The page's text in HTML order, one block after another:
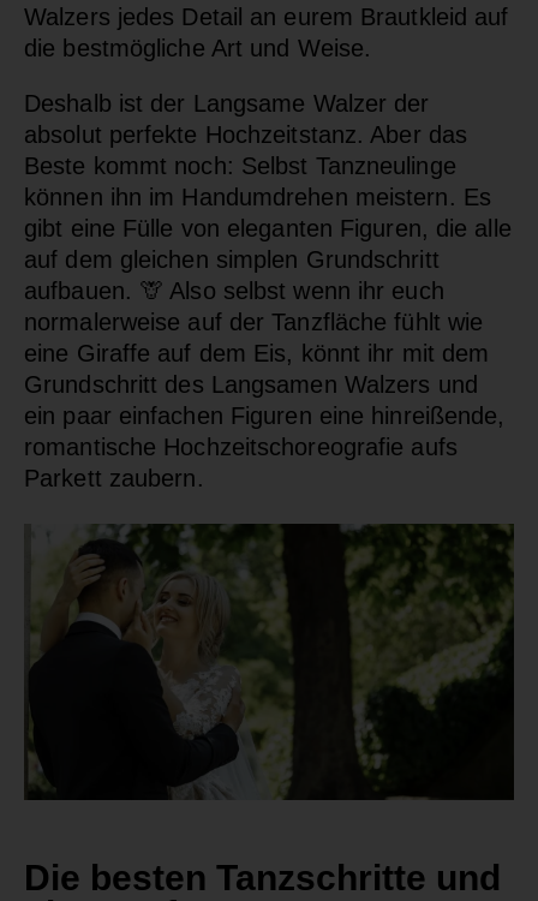
Walzers jedes Detail an eurem Brautkleid auf
die bestmögliche Art und Weise.
Deshalb ist der Langsame Walzer der
absolut perfekte Hochzeitstanz. Aber das
Beste kommt noch: Selbst Tanzneulinge
können ihn im Handumdrehen meistern. Es
gibt eine Fülle von eleganten Figuren, die alle
auf dem gleichen simplen Grundschritt
aufbauen. 🦒 Also selbst wenn ihr euch
normalerweise auf der Tanzfläche fühlt wie
eine Giraffe auf dem Eis, könnt ihr mit dem
Grundschritt des Langsamen Walzers und
ein paar einfachen Figuren eine hinreißende,
romantische Hochzeitschoreografie aufs
Parkett zaubern.
Die besten Tanzschritte und